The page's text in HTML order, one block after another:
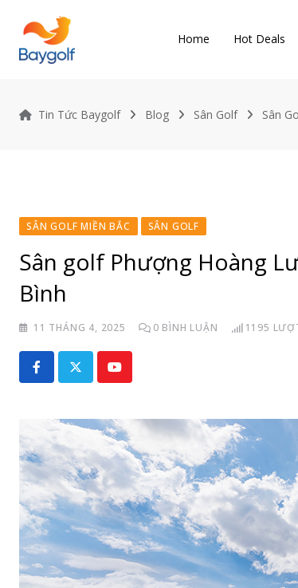
content
Home Hot Deals
Tin Tức Baygolf Blog Sân Golf Sân
SÂN GOLF MIỀN BẮC SÂN GOLF
Sân golf Phượng Hoàng
Bình
11 THÁNG 4, 2025 0 BÌNH LUẬN 1195
Youtube